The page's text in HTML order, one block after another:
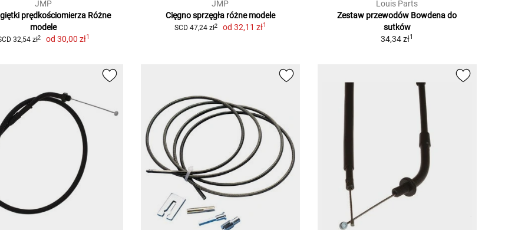
JMP
giętki prędkościomierza Różne
modele
32,54 zł2 od30,00 zł1
JMP
Cięgno sprzęgła różne modele
SCD 47,24 zł2 od32,11 zł1
Louis Parts
Zestaw przewodów Bowdena do
sutków
34,34 zł1